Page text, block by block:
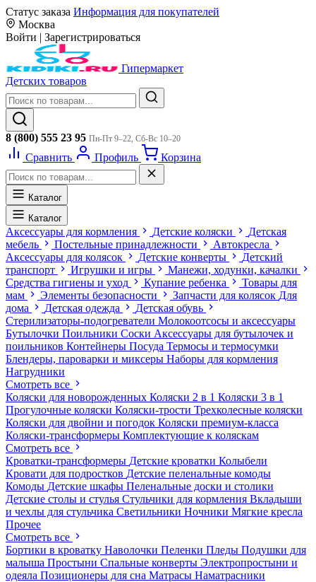
Статус заказа Информация для покупателей
Москва
Войти | Зарегистрироваться
Гипермаркет
Детских товаров
8 (800) 555 23 95 Пн-Пт 9–22, Сб-Вс 10–20
Сравнить Профиль Корзина
Каталог
Каталог
Аксессуары для кормления Детские коляски
Детская
мебель
Постельные принадлежности
Автокресла
Аксессуары для колясок
Детские конверты
Детский
транспорт
Игрушки и игры
Манежи, ходунки, качалки
Средства гигиены и уход
Купание ребенка
Товары для
мам
Элементы безопасности Запчасти для колясок Для
дома
Детская одежда
Детская обувь
Стерилизаторы-подогреватели Молокоотсосы и аксессуары
Бутылочки Поильники Соски Аксессуары для бутылочек и
поильников Контейнеры Посуда Термосы и термосумки
Блендеры, пароварки и миксеры Наборы для кормления
Нагрудники
Смотреть все
Коляски для новорожденных Коляски 2 в 1 Коляски 3 в 1
Прогулочные коляски Коляски-трости Трехколесные коляски
Коляски для двойни и погодок Коляски премиум-класса
Коляски-трансформеры Комплектующие к коляскам
Смотреть все
Кроватки-трансформеры Детские кроватки Колыбели
Кровати для подростков Детские пеленальные комоды
Комоды Детские шкафы Пеленальные доски и столики
Детские столы и стулья Стульчики для кормления Вкладыши
и чехлы для стульчика Светильники Ночники Мягкие кресла
Прочее
Смотреть все
Бортики в кроватку Наволочки Пеленки Пледы Подушки для
малыша Простыни Спальные конверты Электропростыни и
одеяла Позиционеры для сна Матрасы Наматрасники